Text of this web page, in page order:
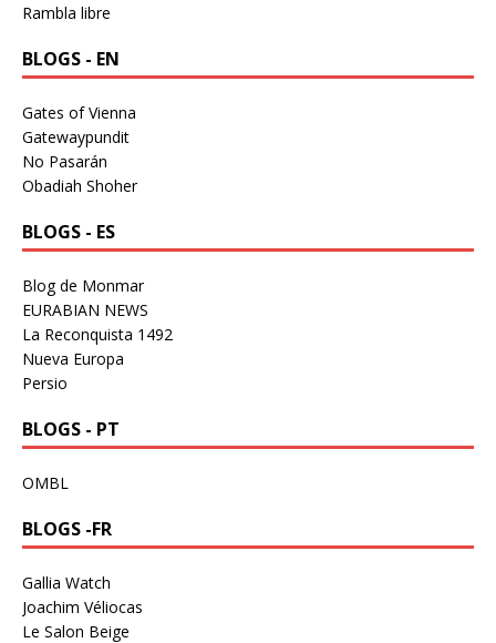
Rambla libre
BLOGS - EN
Gates of Vienna
Gatewaypundit
No Pasarán
Obadiah Shoher
BLOGS - ES
Blog de Monmar
EURABIAN NEWS
La Reconquista 1492
Nueva Europa
Persio
BLOGS - PT
OMBL
BLOGS -FR
Gallia Watch
Joachim Véliocas
Le Salon Beige